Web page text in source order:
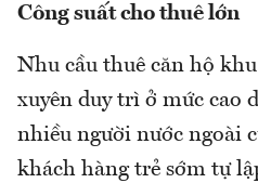
Công suất cho thuê lớn
Nhu cầu thuê căn hộ
xuyên duy trì ở mức cao
nhiều người nước ngoài
khách hàng trẻ sớm tự